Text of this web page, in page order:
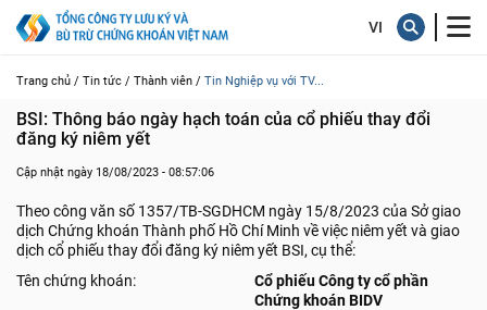
Trang chủ / Tin tức / Thành viên / Tin Nghiệp vụ với TV...
BSI: Thông báo ngày hạch toán của cổ phiếu thay đổi
đăng ký niêm yết
Cập nhật ngày 18/08/2023 - 08:57:06
Theo công văn số 1357/TB-SGDHCM ngày 15/8/2023 của Sở giao
dịch Chứng khoán Thành phố Hồ Chí Minh về việc niêm yết và giao
dịch cổ phiếu thay đổi đăng ký niêm yết BSI, cụ thể:
Tên chứng khoán:
Cổ phiếu Công ty cổ phần
Chứng khoán BIDV